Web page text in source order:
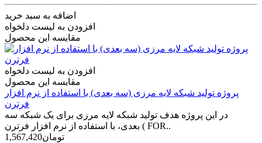
اضافه به سبد خرید
افزودن به لیست دلخواه
مقایسه این محصول
افزودن به لیست دلخواه
مقایسه این محصول
پروژه تولید شبکه لایه مرزی (سه بعدی) با استفاده از نرم افزار
فرترن
در این پروژه هدف تولید شبکه لایه مرزی برای یک شبکه سه
بعدی، با استفاده از نرم افزار فرترن ( FOR..
1,567,420تومان